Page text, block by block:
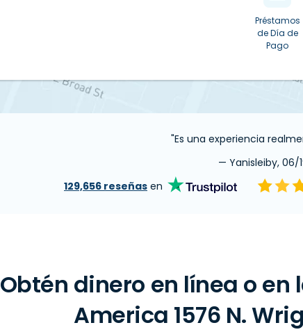
Préstamos
de Día de
Pago
"Es una experiencia
— Yanisleiby, 06/
129,656 reseñas en
Obtén dinero en línea o
America 1576 N.